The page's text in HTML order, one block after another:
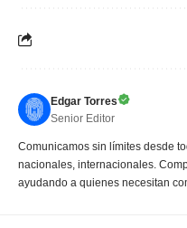
Edgar Torres
Senior Editor
Comunicamos sin límites desde
nacionales, internacionales.
ayudando a quienes necesitan